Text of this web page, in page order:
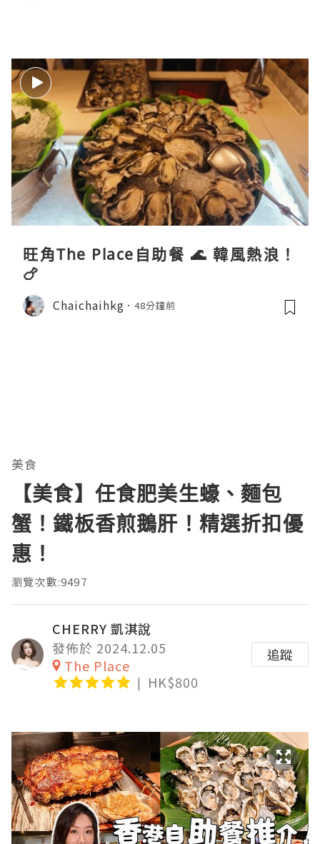
旺角The Place自助餐 🌊 韓風熱浪！
🍗
Chaichaihkg 48分鐘前
美食
【美食】任食肥美生蠔、麵包
蟹！鐵板香煎鵝肝！精選折扣優
惠！
瀏覽次數:9497
CHERRY 凱淇說
發佈於 2024.12.05
The Place
HK$800
追蹤